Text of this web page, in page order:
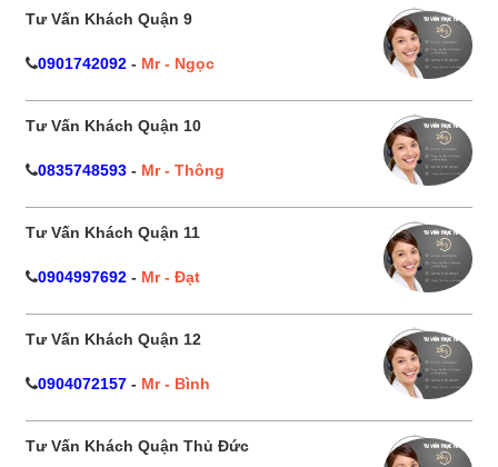
Tư Vấn Khách Quận 9
0901742092 - Mr - Ngọc
Tư Vấn Khách Quận 10
0835748593 - Mr - Thông
Tư Vấn Khách Quận 11
0904997692 - Mr - Đạt
Tư Vấn Khách Quận 12
0904072157 - Mr - Bình
Tư Vấn Khách Quận Thủ Đức